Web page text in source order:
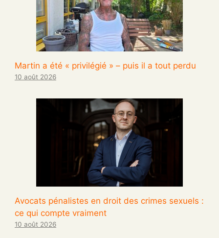
Martin a été « privilégié » – puis il a tout perdu
10 août 2026
Avocats pénalistes en droit des crimes sexuels :
ce qui compte vraiment
10 août 2026